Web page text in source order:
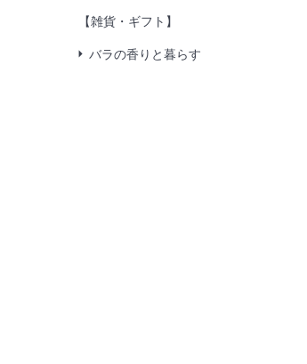
【雑貨・ギフト】
バラの香りと暮らす